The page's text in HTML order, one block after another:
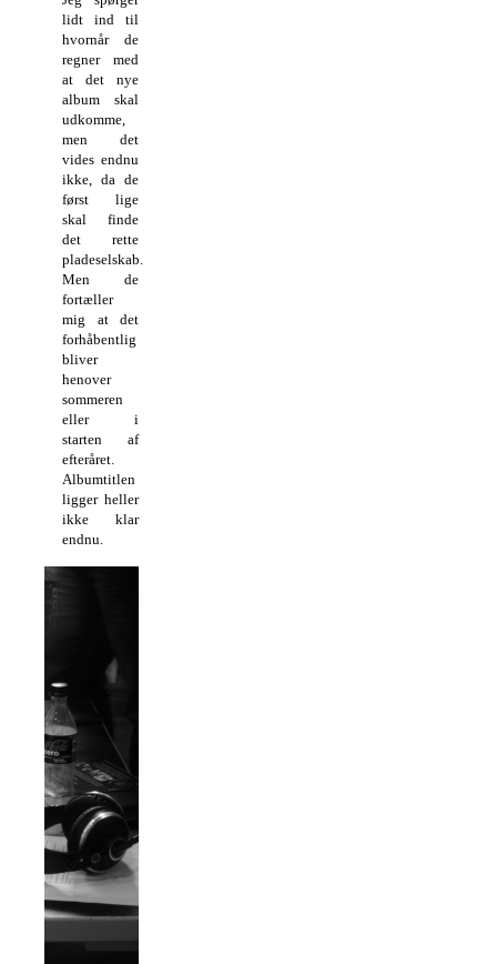
lidt ind til
hvornår de
regner med
at det nye
album skal
udkomme,
men det
vides endnu
ikke, da de
først lige
skal finde
det rette
pladeselskab.
Men de
fortæller
mig at det
forhåbentlig
bliver
henover
sommeren
eller i
starten af
efteråret.
Albumtitlen
ligger heller
ikke klar
endnu.